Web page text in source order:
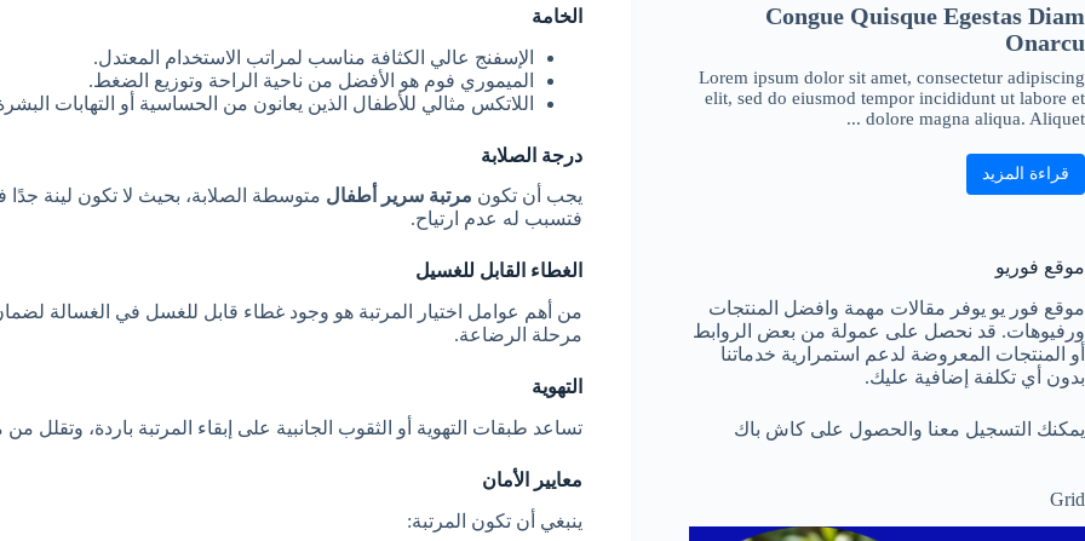
الخامة
الإسفنج عالي الكثافة مناسب لمراتب الاستخدام المعتدل.
الميموري فوم هو الأفضل من ناحية الراحة وتوزيع الضغط.
اللاتكس مثالي للأطفال الذين يعانون من الحساسية أو التهابات
درجة الصلابة
يجب أن تكون مرتبة سرير أطفال متوسطة الصلابة، بحيث لا تكون لينة جدًا
فتسبب له عدم ارتياح.
الغطاء القابل للغسيل
من أهم عوامل اختيار المرتبة هو وجود غطاء قابل للغسل في الغسالة
مرحلة الرضاعة.
التهوية
تساعد طبقات التهوية أو الثقوب الجانبية على إبقاء المرتبة باردة، وتقلل من
معايير الأمان
ينبغي أن تكون المرتبة:
Congue Quisque Egestas Diam
Onarcu
Lorem ipsum dolor sit amet, consectetur adipiscing
elit, sed do eiusmod tempor incididunt ut labore et
dolore magna aliqua. Aliquet ...
قراءة المزيد
موقع فوريو
موقع فور يو يوفر مقالات مهمة وافضل المنتجات
ورفيوهات. قد نحصل على عمولة من بعض الروابط
أو المنتجات المعروضة لدعم استمرارية خدماتنا
بدون أي تكلفة إضافية عليك.
يمكنك التسجيل معنا والحصول على كاش باك
Grid